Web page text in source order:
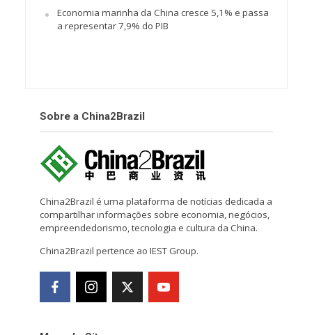
Economia marinha da China cresce 5,1% e passa
a representar 7,9% do PIB
Sobre a China2Brazil
China2Brazil é uma plataforma de notícias dedicada a
compartilhar informações sobre economia, negócios,
empreendedorismo, tecnologia e cultura da China.
China2Brazil pertence ao IEST Group.